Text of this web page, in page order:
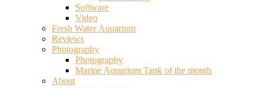
Software
Video
Fresh Water Aquarium
Reviews
Photography
Photography
Marine Aquarium Tank of the month
About